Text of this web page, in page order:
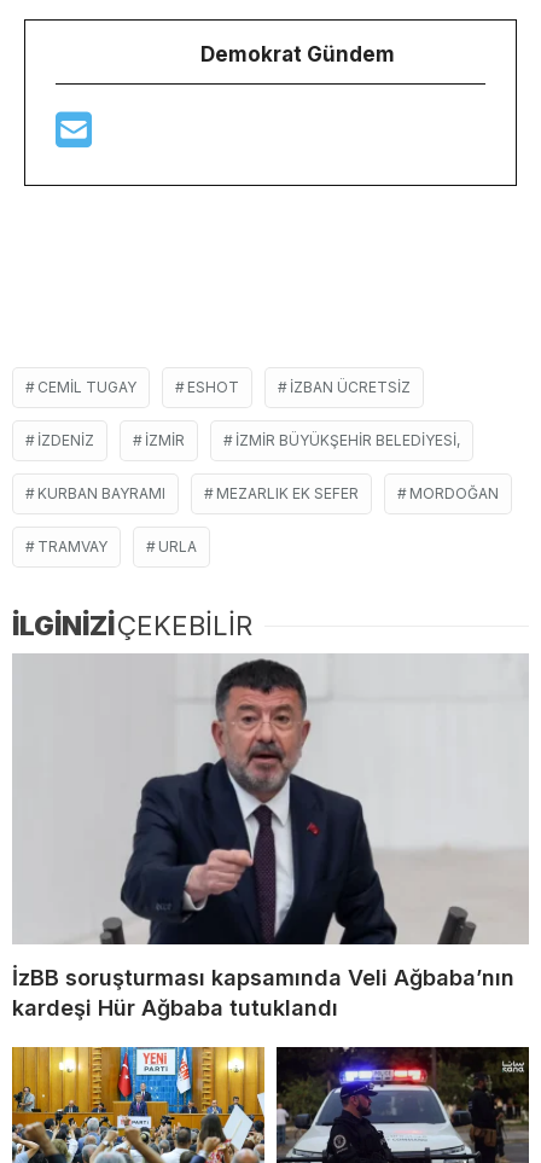
Demokrat Gündem
CEMIL TUGAY ESHOT IZBAN ÜCRETSIZ
IZDENIZ İZMIR İZMIR BÜYÜKŞEHIR BELEDIYESI,
KURBAN BAYRAMI MEZARLIK EK SEFER MORDOĞAN
TRAMVAY URLA
İLGİNİZİÇEKEBİLİR
İzBB soruşturması kapsamında Veli Ağbaba’nın
kardeşi Hür Ağbaba tutuklandı